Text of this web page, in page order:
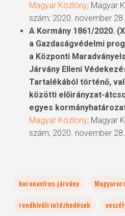
Magyar Közlöny; Magyar
szám; 2020. november
A Kormány 1861/2020.
a Gazdaságvédelmi
a Központi
Járvány Elleni
Tartalékából történő,
közötti előirányzat-
egyes
Magyar Közlöny; Magyar
szám; 2020. november
koronavírus-járvány
rendkívüli intézkedések